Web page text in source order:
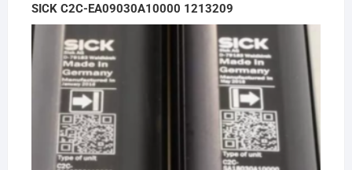
SICK C2C-EA09030A10000 1213209